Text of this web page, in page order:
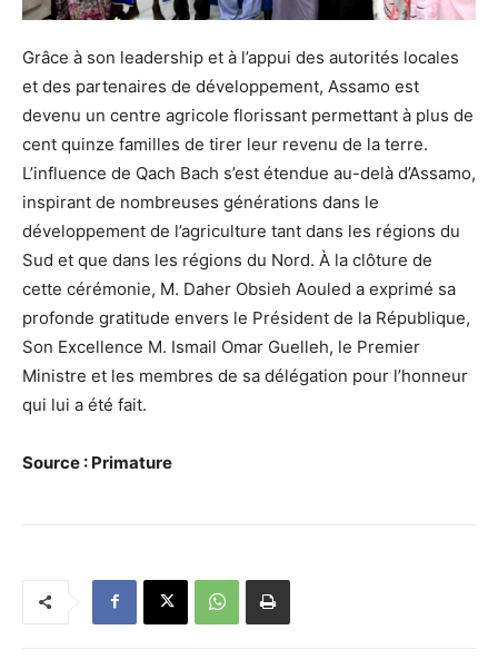
Grâce à son leadership et à l’appui des autorités locales
et des partenaires de développement, Assamo est
devenu un centre agricole florissant permettant à plus de
cent quinze familles de tirer leur revenu de la terre.
L’influence de Qach Bach s’est étendue au-delà d’Assamo,
inspirant de nombreuses générations dans le
développement de l’agriculture tant dans les régions du
Sud et que dans les régions du Nord. À la clôture de
cette cérémonie, M. Daher Obsieh Aouled a exprimé sa
profonde gratitude envers le Président de la République,
Son Excellence M. Ismail Omar Guelleh, le Premier
Ministre et les membres de sa délégation pour l’honneur
qui lui a été fait.
Source : Primature